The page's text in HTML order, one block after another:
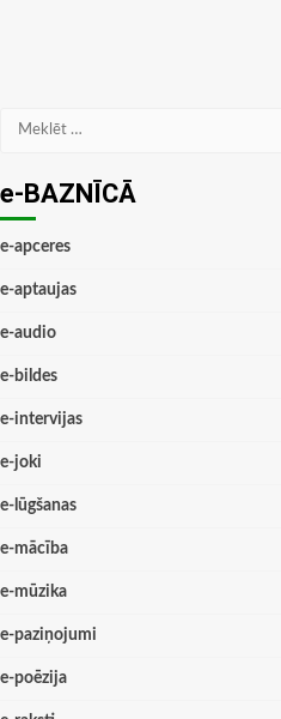
Meklēt:
e-BAZNĪCĀ
e-apceres
e-aptaujas
e-audio
e-bildes
e-intervijas
e-joki
e-lūgšanas
e-mācība
e-mūzika
e-paziņojumi
e-poēzija